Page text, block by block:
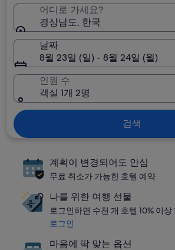
어디로 가세요?
경상남도, 한국
날짜
8월 23일 (일) - 8월 24일 (월)
인원 수
객실 1개 2명
검색
계획이 변경되어도 안심
무료 취소가 가능한 호텔 예약
나를 위한 여행 선물
로그인하면 수천 개 호텔 10% 이상
로그인
마음에 딱 맞는 옵션